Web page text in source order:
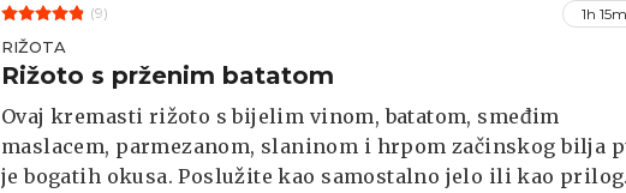
(9) 1h
RIŽOTA
Rižoto s prženim batatom
Ovaj kremasti rižoto s bijelim vinom, batatom, smeđim
maslacem, parmezanom, slaninom i hrpom začinskog bilja
je bogatih okusa. Poslužite kao samostalno jelo ili kao prilog